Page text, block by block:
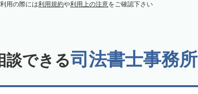
用の際には利用規約や利用上の注意をご確認下さい
談できる司法書士事務所